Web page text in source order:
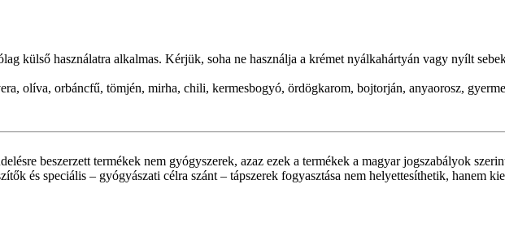
külső használatra alkalmas. Kérjük, soha ne használja a krémet nyálkahártyán vagy nyílt
olíva, orbáncfű, tömjén, mirha, chili, kermesbogyó, ördögkarom, bojtorján, anyaorosz,
beszerzett termékek nem gyógyszerek, azaz ezek a termékek a magyar jogszabályok
és speciális – gyógyászati célra szánt – tápszerek fogyasztása nem helyettesíthetik, hanem